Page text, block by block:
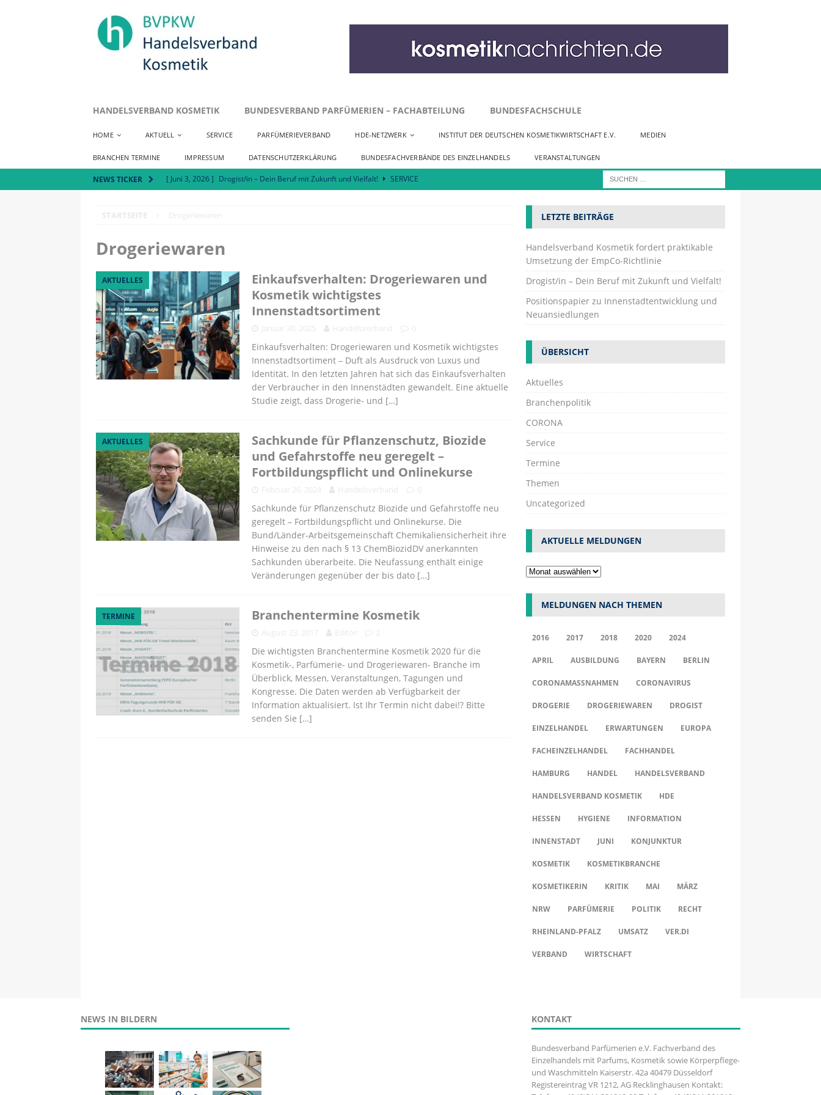
HANDELSVERBAND KOSMETIK BUNDESVERBAND PARFÜMERIEN – FACHABTEILUNG BUNDESFACHSCHULE
HOME AKTUELL SERVICE PARFÜMERIEVERBAND HDE-NETZWERK INSTITUT DER DEUTSCHEN KOSMETIKWIRTSCHAFT E.V. MEDIEN
BRANCHEN TERMINE IMPRESSUM DATENSCHUTZERKLÄRUNG BUNDESFACHVERBÄNDE DES EINZELHANDELS VERANSTALTUNGEN
NEWS TICKER [ Juni 3, 2026 ] Drogist/in – Dein Beruf mit Zukunft und Vielfalt!
SERVICE
Drogeriewaren
AKTUELLES
Einkaufsverhalten: Drogeriewaren und
Kosmetik wichtigstes
Innenstadtsortiment
Einkaufsverhalten: Drogeriewaren und Kosmetik wichtigstes
Innenstadtsortiment – Duft als Ausdruck von Luxus und
Identität. In den letzten Jahren hat sich das Einkaufsverhalten
der Verbraucher in den Innenstädten gewandelt. Eine aktuelle
Studie zeigt, dass Drogerie- und […]
AKTUELLES
Sachkunde für Pflanzenschutz, Biozide
und Gefahrstoffe neu geregelt –
Fortbildungspflicht und Onlinekurse
Sachkunde für Pflanzenschutz Biozide und Gefahrstoffe neu
geregelt – Fortbildungspflicht und Onlinekurse. Die
Bund/Länder-Arbeitsgemeinschaft Chemikaliensicherheit ihre
Hinweise zu den nach § 13 ChemBiozidDV anerkannten
Sachkunden überarbeite. Die Neufassung enthält einige
Veränderungen gegenüber der bis dato […]
TERMINE Branchentermine Kosmetik
Die wichtigsten Branchentermine Kosmetik 2020 für die
Kosmetik-, Parfümerie- und Drogeriewaren- Branche im
Überblick, Messen, Veranstaltungen, Tagungen und
Kongresse. Die Daten werden ab Verfügbarkeit der
Information aktualisiert. Ist Ihr Termin nicht dabei!? Bitte
senden Sie […]
LETZTE BEITRÄGE
Handelsverband Kosmetik fordert praktikable
Umsetzung der EmpCo-Richtlinie
Drogist/in – Dein Beruf mit Zukunft und Vielfalt!
Positionspapier zu Innenstadtentwicklung und
Neuansiedlungen
ÜBERSICHT
Aktuelles
Branchenpolitik
CORONA
Service
Termine
Themen
Uncategorized
AKTUELLE MELDUNGEN
MELDUNGEN NACH THEMEN
2016 2017 2018 2020 2024
APRIL AUSBILDUNG BAYERN BERLIN
CORONAMASSNAHMEN CORONAVIRUS
DROGERIE DROGERIEWAREN DROGIST
EINZELHANDEL ERWARTUNGEN EUROPA
FACHEINZELHANDEL FACHHANDEL
HAMBURG HANDEL HANDELSVERBAND
HANDELSVERBAND KOSMETIK HDE
HESSEN HYGIENE INFORMATION
INNENSTADT JUNI KONJUNKTUR
KOSMETIK KOSMETIKBRANCHE
KOSMETIKERIN KRITIK MAI MÄRZ
NRW PARFÜMERIE POLITIK RECHT
RHEINLAND-PFALZ UMSATZ VER.DI
VERBAND WIRTSCHAFT
NEWS IN BILDERN KONTAKT
Bundesverband Parfümerien e.V. Fachverband des
Einzelhandels mit Parfums, Kosmetik sowie Körperpflege-
und Waschmitteln Kaiserstr. 42a 40479 Düsseldorf
Registereintrag VR 1212, AG Recklinghausen Kontakt: